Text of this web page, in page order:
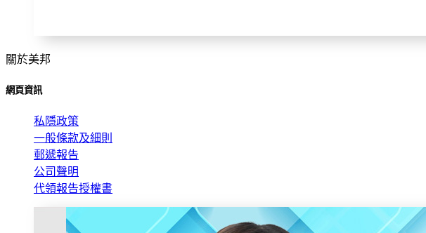
關於美邦
網頁資訊
私隱政策
一般條款及細則
郵遞報告
公司聲明
代領報告授權書